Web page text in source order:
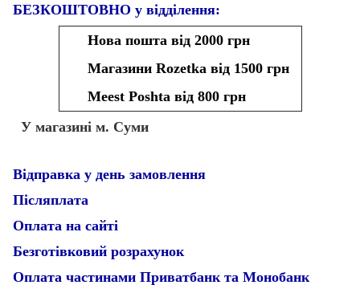
БЕЗКОШТОВНО у відділення:
Нова пошта від 2000 грн
Магазини Rozetka від 1500 грн
Meest Poshta від 800 грн
У магазині м. Суми
Відправка у день замовлення
Післяплата
Оплата на сайті
Безготівковий розрахунок
Оплата частинами Приватбанк та Монобанк